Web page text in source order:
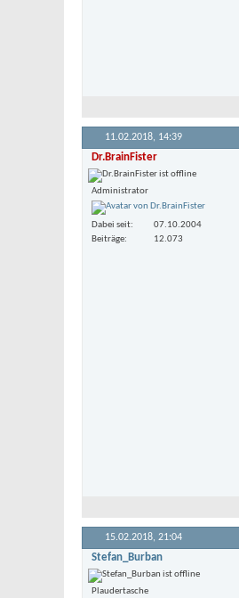
11.02.2018, 14:39
Dr.BrainFister
Administrator
Dabei seit
07.10.2004
Beiträge
12.073
15.02.2018, 21:04
Stefan_Burban
Plaudertasche